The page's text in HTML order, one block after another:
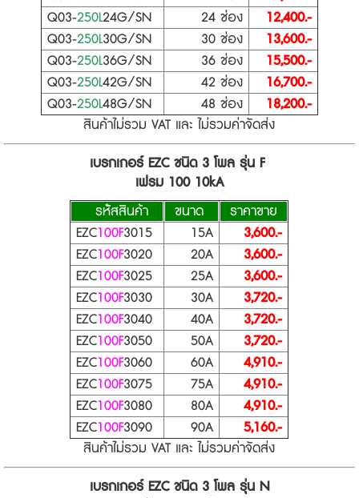
Q03-250L24G/SN 24 ช่อง
12,400.-
Q03-250L30G/SN 30 ช่อง
13,600.-
Q03-250L36G/SN 36 ช่อง
15,500.-
Q03-250L42G/SN 42 ช่อง
16,700.-
Q03-250L48G/SN 48 ช่อง
18,200.-
สินค้าไม่รวม VAT และ ไม่รวมค่าจัดส่ง
เบรกเกอร์ EZC ชนิด 3 โพล รุ่น F
เฟรม 100 10kA
รห้ัสสินค้า
ขนาด
ราคาขาย
EZC100F3015 15A
3,600.-
EZC100F3020 20A
3,600.-
EZC100F3025 25A
3,600.-
EZC100F3030 30A
3,720.-
EZC100F3040 40A
3,720.-
EZC100F3050 50A
3,720.-
EZC100F3060 60A
4,910.-
EZC100F3075 75A
4,910.-
EZC100F3080 80A
4,910.-
EZC100F3090 90A
5,160.-
สินค้าไม่รวม VAT และ ไม่รวมค่าจัดส่ง
เบรกเกอร์ EZC ชนิด 3 โพล รุ่น N